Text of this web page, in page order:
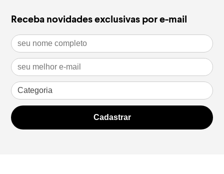
Receba novidades exclusivas por e-mail